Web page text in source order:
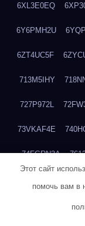
6XL3E0EQ
6Y6PMH2U
6ZT4UC5F
713M5IHY
727P972L
73VKAF4E
74FGRN3A
Этот сайт
помочь вам в